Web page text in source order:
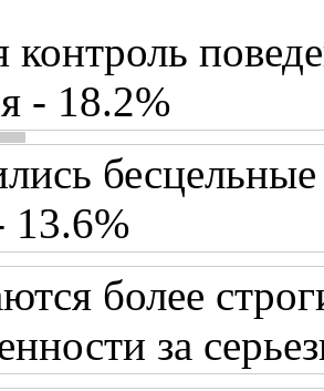
контроль
- 18.2%
13.6%
более
за